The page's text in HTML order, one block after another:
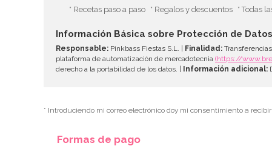
* Recetas paso a paso * Regalos y descuentos * Todas
Información Básica sobre Protección de Datos
Responsable: Pinkbass Fiestas S.L. | Finalidad:
plataforma de automatización de mercadotecnia (https://
derecho a la portabilidad de los datos. | Información adicional:
* Introduciendo mi correo electrónico doy mi consentimiento a
Formas de pago